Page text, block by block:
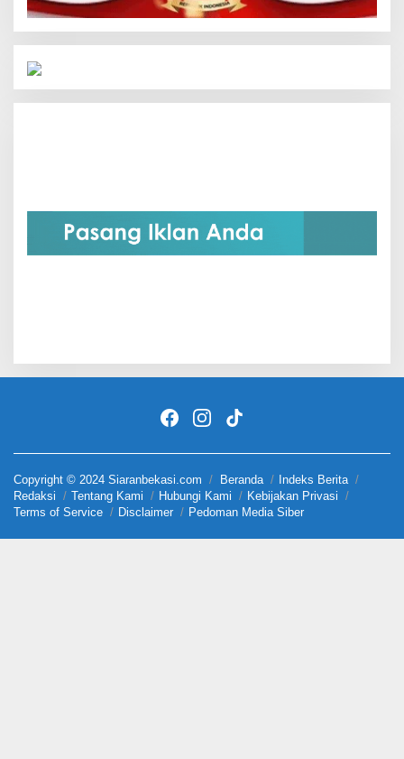
Copyright © 2024 Siaranbekasi.com Beranda
Indeks Berita
Redaksi
Tentang Kami Hubungi Kami
Kebijakan Privasi
Terms of Service
Disclaimer Pedoman Media Siber